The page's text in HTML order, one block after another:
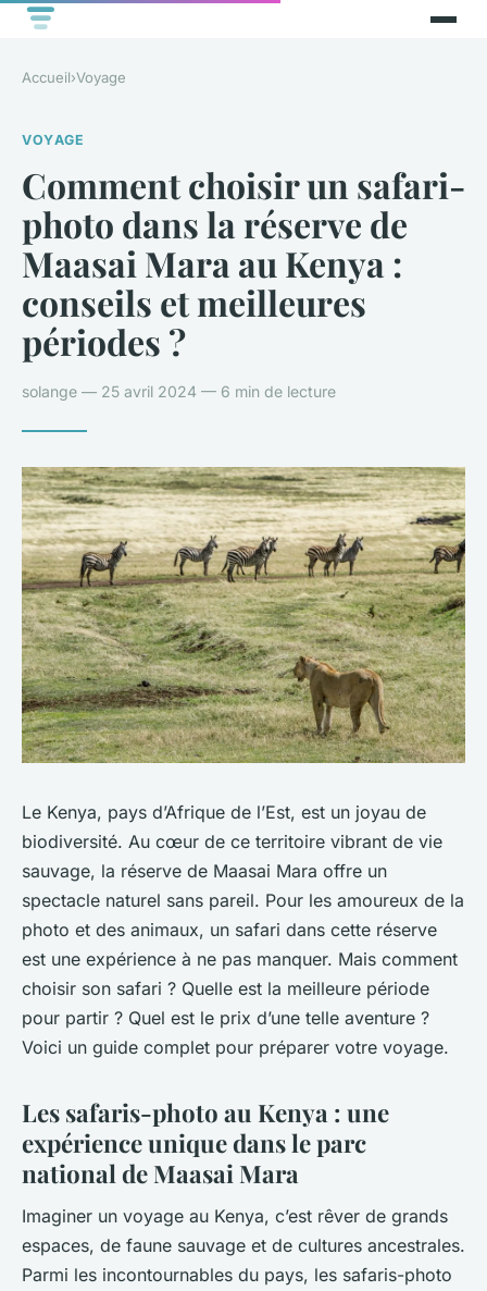
Accueil›Voyage
VOYAGE
Comment choisir un safari-
photo dans la réserve de
Maasai Mara au Kenya :
conseils et meilleures
périodes ?
solange — 25 avril 2024 — 6 min de lecture
Le Kenya, pays d’Afrique de l’Est, est un joyau de
biodiversité. Au cœur de ce territoire vibrant de vie
sauvage, la réserve de Maasai Mara offre un
spectacle naturel sans pareil. Pour les amoureux de la
photo et des animaux, un safari dans cette réserve
est une expérience à ne pas manquer. Mais comment
choisir son safari ? Quelle est la meilleure période
pour partir ? Quel est le prix d’une telle aventure ?
Voici un guide complet pour préparer votre voyage.
Les safaris-photo au Kenya : une
expérience unique dans le parc
national de Maasai Mara
Imaginer un voyage au Kenya, c’est rêver de grands
espaces, de faune sauvage et de cultures ancestrales.
Parmi les incontournables du pays, les safaris-photo